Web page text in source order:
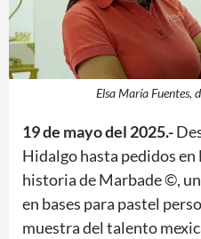
Elsa María Fuentes,
19 de mayo del 2025.-
Hidalgo hasta pedidos en
historia de Marbade ©,
en bases para pastel
muestra del talento